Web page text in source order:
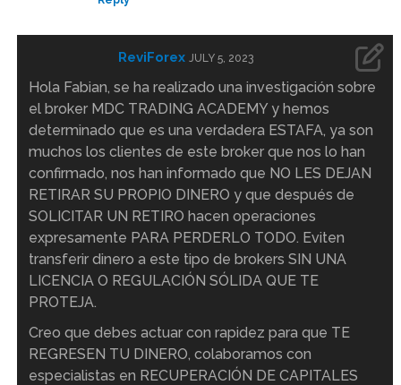
ReviForex JULY 5, 2023
Hola Fabian, se ha realizado una investigación sobre
el broker MDC TRADING ACADEMY y hemos
determinado que es una verdadera ESTAFA, ya son
muchos los clientes de este broker que nos lo han
confirmado, nos han informado que NO LES DEJAN
RETIRAR SU PROPIO DINERO y que después de
SOLICITAR UN RETIRO hacen operaciones
expresamente PARA PERDERLO TODO. Eviten
transferir dinero a este tipo de brokers SIN UNA
LICENCIA O REGULACIÓN SÓLIDA QUE TE
PROTEJA.
Creo que debes actuar con rapidez para que TE
REGRESEN TU DINERO, colaboramos con
especialistas en RECUPERACIÓN DE CAPITALES